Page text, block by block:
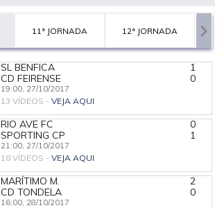
11ª JORNADA 12ª JORNADA
SL BENFICA
1
CD FEIRENSE
0
19:00, 27/10/2017
13 VÍDEOS - VEJA AQUI
RIO AVE FC
0
SPORTING CP
1
21:00, 27/10/2017
18 VÍDEOS - VEJA AQUI
MARÍTIMO M.
2
CD TONDELA
0
16:00, 28/10/2017